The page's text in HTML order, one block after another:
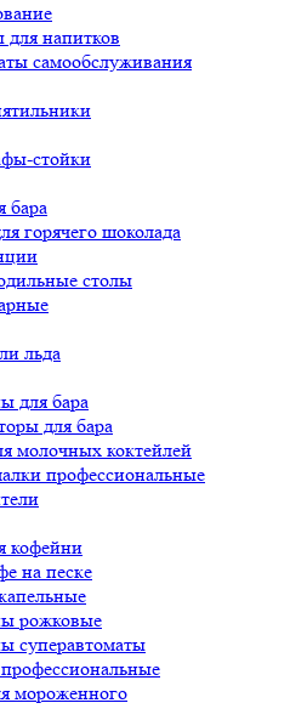
напитков
самообслуживания
стойки
бара
горячего шоколада
столы
льда
для бара
для бара
молочных коктейлей
профессиональные
кофейни
на песке
рожковые
суперавтоматы
мороженного